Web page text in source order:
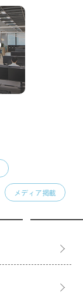
メディア掲載